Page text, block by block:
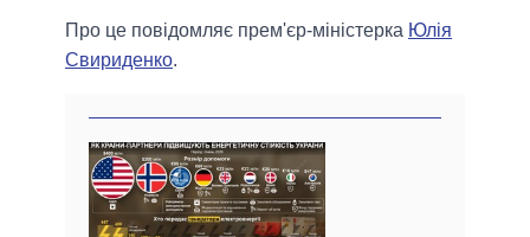
Про це повідомляє прем'єр-міністерка Юлія
Свириденко.